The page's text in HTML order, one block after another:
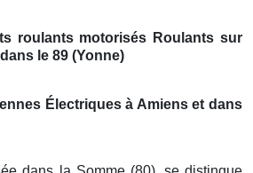
roulants motorisés Roulants sur
le 89 (Yonne)
Électriques à Amiens et dans